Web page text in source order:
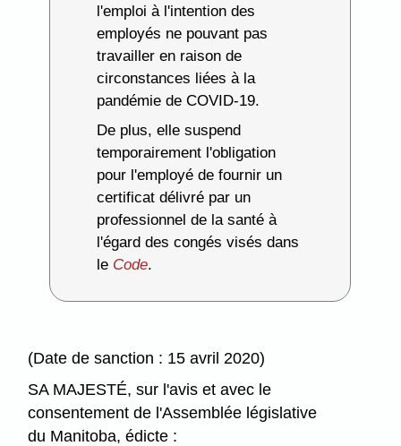
l'emploi à l'intention des
employés ne pouvant pas
travailler en raison de
circonstances liées à la
pandémie de COVID-19.
De plus, elle suspend
temporairement l'obligation
pour l'employé de fournir un
certificat délivré par un
professionnel de la santé à
l'égard des congés visés dans
le Code.
(Date de sanction : 15 avril 2020)
SA MAJESTÉ, sur l'avis et avec le
consentement de l'Assemblée législative
du Manitoba, édicte :